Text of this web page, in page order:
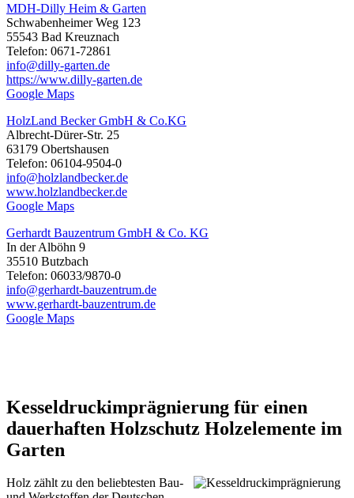
MDH-Dilly Heim & Garten
Schwabenheimer Weg 123
55543 Bad Kreuznach
Telefon: 0671-72861
info@dilly-garten.de
https://www.dilly-garten.de
Google Maps
HolzLand Becker GmbH & Co.KG
Albrecht-Dürer-Str. 25
63179 Obertshausen
Telefon: 06104-9504-0
info@holzlandbecker.de
www.holzlandbecker.de
Google Maps
Gerhardt Bauzentrum GmbH & Co. KG
In der Alböhn 9
35510 Butzbach
Telefon: 06033/9870-0
info@gerhardt-bauzentrum.de
www.gerhardt-bauzentrum.de
Google Maps
Kesseldruckimprägnierung für einen
dauerhaften Holzschutz Holzelemente im
Garten
Holz zählt zu den beliebtesten Bau-